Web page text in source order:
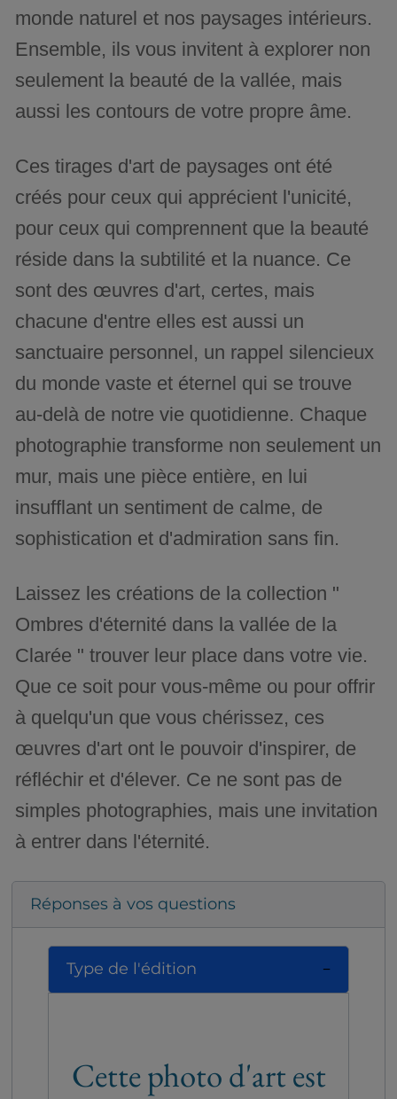
monde naturel et nos paysages intérieurs.
Ensemble, ils vous invitent à explorer non
seulement la beauté de la vallée, mais
aussi les contours de votre propre âme.
Ces tirages d'art de paysages ont été
créés pour ceux qui apprécient l'unicité,
pour ceux qui comprennent que la beauté
réside dans la subtilité et la nuance. Ce
sont des œuvres d'art, certes, mais
chacune d'entre elles est aussi un
sanctuaire personnel, un rappel silencieux
du monde vaste et éternel qui se trouve
au-delà de notre vie quotidienne. Chaque
photographie transforme non seulement un
mur, mais une pièce entière, en lui
insufflant un sentiment de calme, de
sophistication et d'admiration sans fin.
Laissez les créations de la collection "
Ombres d'éternité dans la vallée de la
Clarée " trouver leur place dans votre vie.
Que ce soit pour vous-même ou pour offrir
à quelqu'un que vous chérissez, ces
œuvres d'art ont le pouvoir d'inspirer, de
réfléchir et d'élever. Ce ne sont pas de
simples photographies, mais une invitation
à entrer dans l'éternité.
Réponses à vos questions
Type de l'édition
Cette photo d'art est